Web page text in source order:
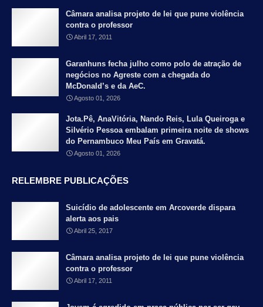
Câmara analisa projeto de lei que pune violência
contra o professor
Abril 17, 2011
Garanhuns fecha julho como polo de atração de
negócios no Agreste com a chegada do
McDonald’s e da AeC.
Agosto 01, 2026
Jota.Pê, AnaVitória, Nando Reis, Lula Queiroga e
Silvério Pessoa embalam primeira noite de shows
do Pernambuco Meu País em Gravatá.
Agosto 01, 2026
RELEMBRE PUBLICAÇÕES
Suicídio de adolescente em Arcoverde dispara
alerta aos pais
Abril 25, 2017
Câmara analisa projeto de lei que pune violência
contra o professor
Abril 17, 2011